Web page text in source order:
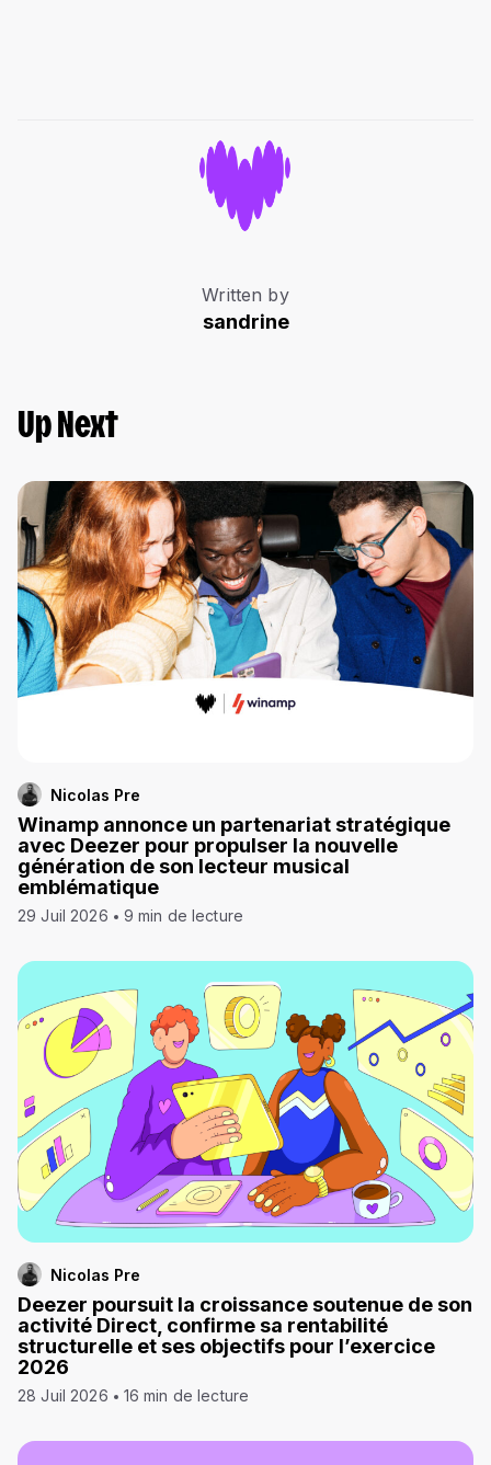
Written by
sandrine
Up Next
Nicolas Pre
Winamp annonce un partenariat stratégique
avec Deezer pour propulser la nouvelle
génération de son lecteur musical
emblématique
29 Juil 2026 9 min de lecture
Nicolas Pre
Deezer poursuit la croissance soutenue de son
activité Direct, confirme sa rentabilité
structurelle et ses objectifs pour l’exercice
2026
28 Juil 2026 16 min de lecture